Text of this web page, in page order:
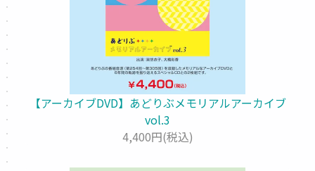
【アーカイブDVD】あどりぶメモリアルアーカイブ
vol.3
4,400円(税込)